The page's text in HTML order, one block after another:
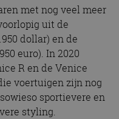
met nog veel meer
uit de
dollar) en de
euro). In 2020
R en de Venice
voertuigen zijn nog
sportievere en
styling.